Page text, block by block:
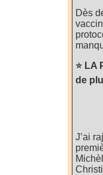
Dès
⭐️ LA
de
J’ai